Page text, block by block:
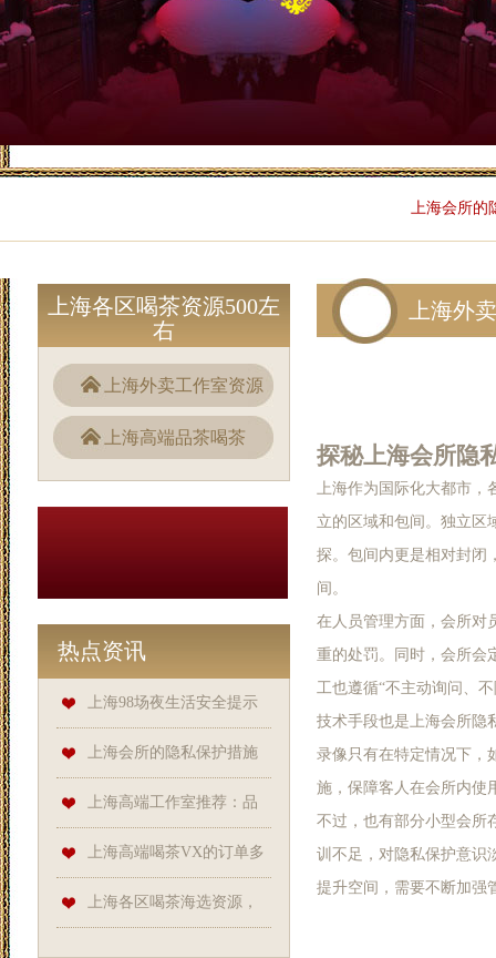
上海会所的
上海各区喝茶资源500左
右
上海外卖工作室资源
上海高端品茶喝茶
热点资讯
上海98场夜生活安全提示
上海会所的隐私保护措施
如何？上海高端工作室推荐：品
茶搭配与品尝技巧
上海高端喝茶VX的订单多
久能送达？
上海各区喝茶海选资源，
上海外
探秘上海会所隐
上海作为国际化大都市，
立的区域和包间。独立区
探。包间内更是相对封闭
间。
在人员管理方面，会所对
重的处罚。同时，会所会
工也遵循“不主动询问、
技术手段也是上海会所隐
录像只有在特定情况下，
施，保障客人在会所内使
不过，也有部分小型会所
训不足，对隐私保护意识
提升空间，需要不断加强